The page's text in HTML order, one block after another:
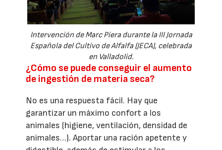
Intervención de Marc Piera durante la III Jornada
Española del Cultivo de Alfalfa (JECA), celebrada
en Valladolid.
¿Cómo se puede conseguir el aumento
de ingestión de materia seca?
No es una respuesta fácil. Hay que
garantizar un máximo confort a los
animales (higiene, ventilación, densidad de
animales…). Aportar una ración apetente y